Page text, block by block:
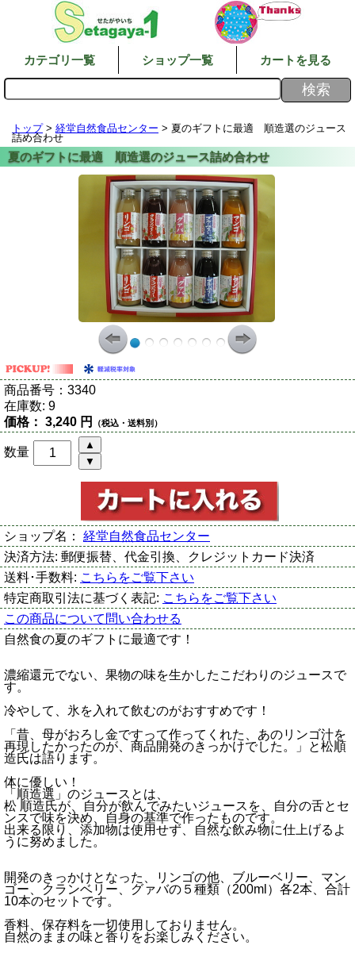
カテゴリ一覧 ショップ一覧 カートを見る
トップ> 経堂自然食品センター > 夏のギフトに最適 順造選のジュース
詰め合わせ
商品番号： 3340
在庫数: 9
価格： 3,240 円 （税込・送料別）
数量
ショップ名： 経堂自然食品センター
決済方法: 郵便振替、代金引換、クレジットカード決済
送料･手数料: こちらをご覧下さい
特定商取引法に基づく表記: こちらをご覧下さい
この商品について問い合わせる
自然食の夏のギフトに最適です！
濃縮還元でない、果物の味を生かしたこだわりのジュースで
す。
冷やして、氷を入れて飲むのがおすすめです！
「昔、母がおろし金ですって作ってくれた、あのリンゴ汁を
再現したかったのが、商品開発のきっかけでした。」と松順
造氏は語ります。
体に優しい！
「順造選」のジュースとは、
松 順造氏が、自分が飲んでみたいジュースを、自分の舌とセ
ンスで味を決め、自身の基準で作ったものです。
出来る限り、添加物は使用せず、自然な飲み物に仕上げるよ
うに努めました。
開発のきっかけとなった、リンゴの他、ブルーベリー、マン
ゴー、クランベリー、グァバの５種類（200ml）各2本、合計
10本のセットです。
香料、保存料を一切使用しておりません。
自然のままの味と香りをお楽しみください。